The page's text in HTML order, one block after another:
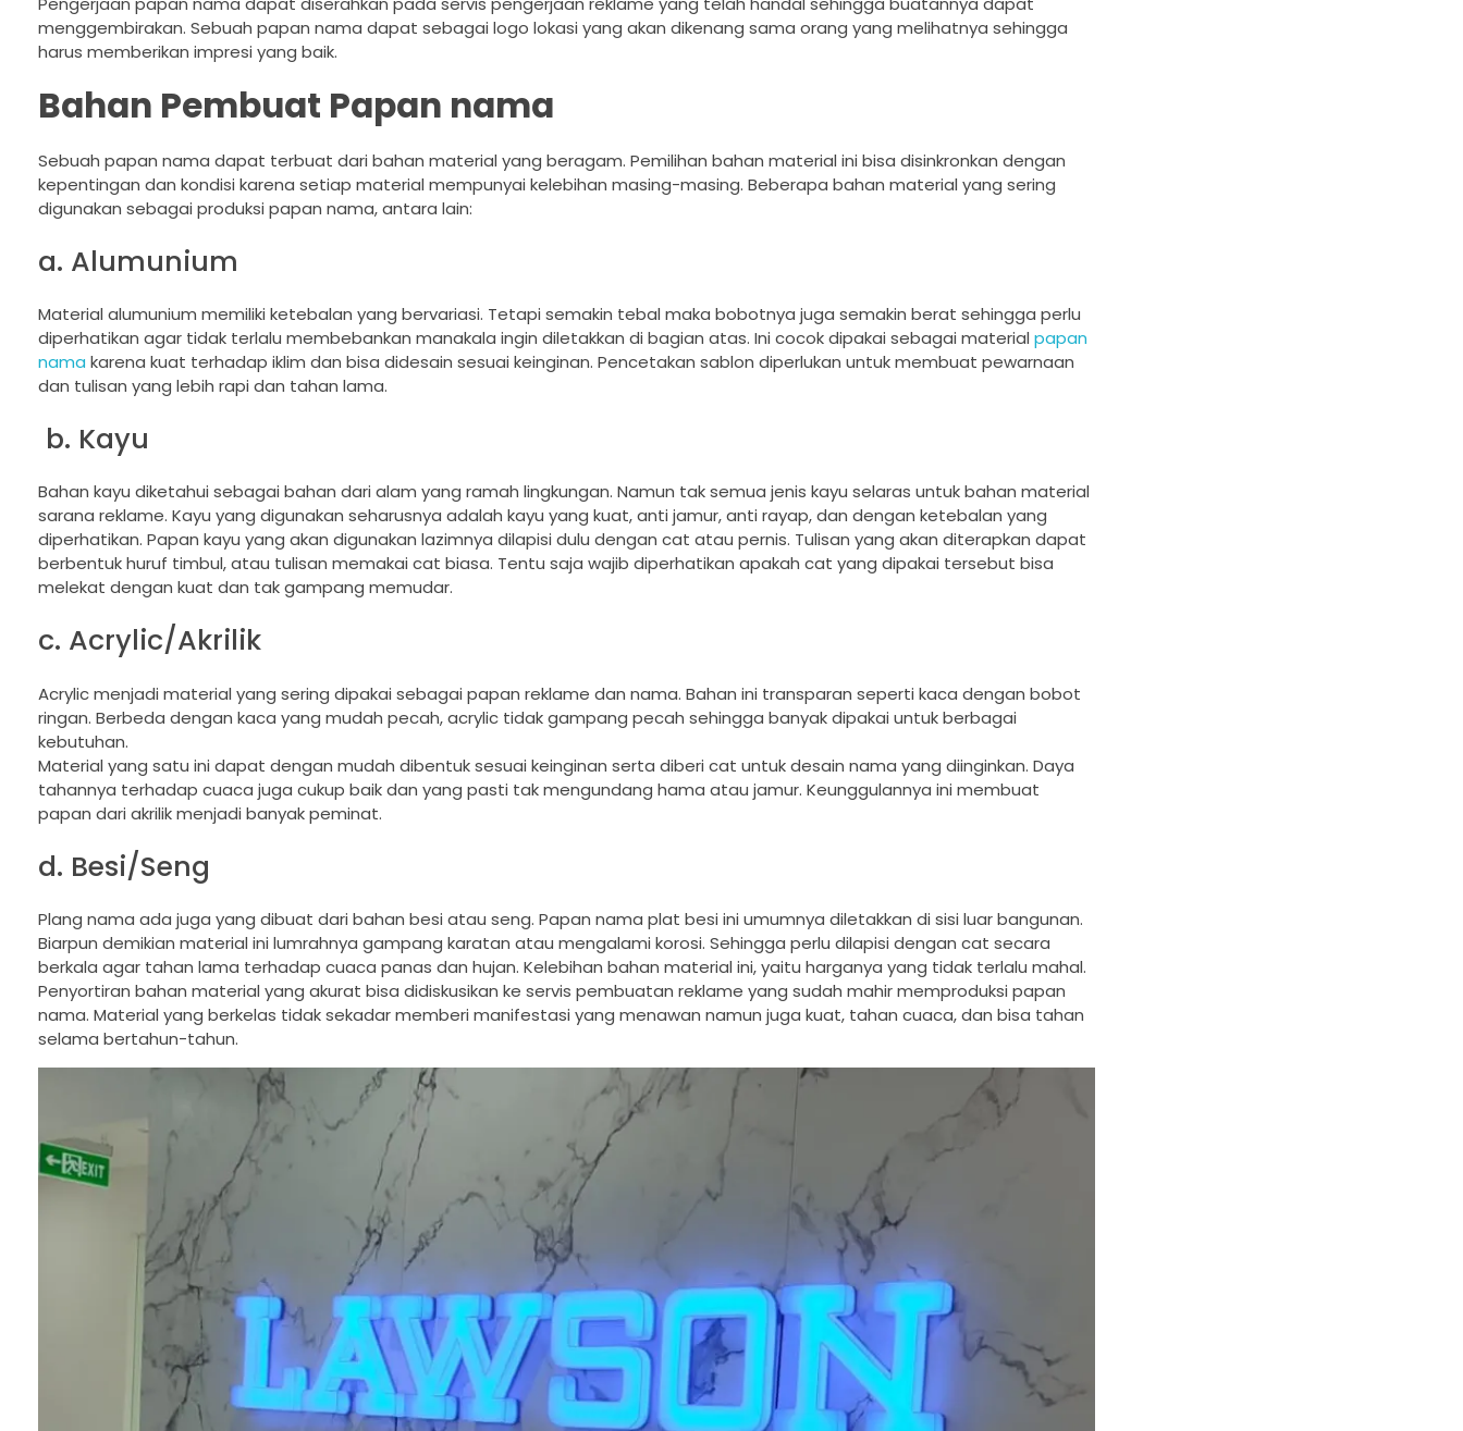
menggembirakan. Sebuah papan nama dapat sebagai logo lokasi yang akan dikenang sama orang yang melihatnya sehingga
harus memberikan impresi yang baik.
Bahan Pembuat Papan nama
Sebuah papan nama dapat terbuat dari bahan material yang beragam. Pemilihan bahan material ini bisa disinkronkan dengan
kepentingan dan kondisi karena setiap material mempunyai kelebihan masing-masing. Beberapa bahan material yang sering
digunakan sebagai produksi papan nama, antara lain:
a. Alumunium
Material alumunium memiliki ketebalan yang bervariasi. Tetapi semakin tebal maka bobotnya juga semakin berat sehingga perlu
diperhatikan agar tidak terlalu membebankan manakala ingin diletakkan di bagian atas. Ini cocok dipakai sebagai material papan
nama karena kuat terhadap iklim dan bisa didesain sesuai keinginan. Pencetakan sablon diperlukan untuk membuat pewarnaan
dan tulisan yang lebih rapi dan tahan lama.
b. Kayu
Bahan kayu diketahui sebagai bahan dari alam yang ramah lingkungan. Namun tak semua jenis kayu selaras untuk bahan material
sarana reklame. Kayu yang digunakan seharusnya adalah kayu yang kuat, anti jamur, anti rayap, dan dengan ketebalan yang
diperhatikan. Papan kayu yang akan digunakan lazimnya dilapisi dulu dengan cat atau pernis. Tulisan yang akan diterapkan dapat
berbentuk huruf timbul, atau tulisan memakai cat biasa. Tentu saja wajib diperhatikan apakah cat yang dipakai tersebut bisa
melekat dengan kuat dan tak gampang memudar.
c. Acrylic/Akrilik
Acrylic menjadi material yang sering dipakai sebagai papan reklame dan nama. Bahan ini transparan seperti kaca dengan bobot
ringan. Berbeda dengan kaca yang mudah pecah, acrylic tidak gampang pecah sehingga banyak dipakai untuk berbagai
kebutuhan.
Material yang satu ini dapat dengan mudah dibentuk sesuai keinginan serta diberi cat untuk desain nama yang diinginkan. Daya
tahannya terhadap cuaca juga cukup baik dan yang pasti tak mengundang hama atau jamur. Keunggulannya ini membuat
papan dari akrilik menjadi banyak peminat.
d. Besi/Seng
Plang nama ada juga yang dibuat dari bahan besi atau seng. Papan nama plat besi ini umumnya diletakkan di sisi luar bangunan.
Biarpun demikian material ini lumrahnya gampang karatan atau mengalami korosi. Sehingga perlu dilapisi dengan cat secara
berkala agar tahan lama terhadap cuaca panas dan hujan. Kelebihan bahan material ini, yaitu harganya yang tidak terlalu mahal.
Penyortiran bahan material yang akurat bisa didiskusikan ke servis pembuatan reklame yang sudah mahir memproduksi papan
nama. Material yang berkelas tidak sekadar memberi manifestasi yang menawan namun juga kuat, tahan cuaca, dan bisa tahan
selama bertahun-tahun.